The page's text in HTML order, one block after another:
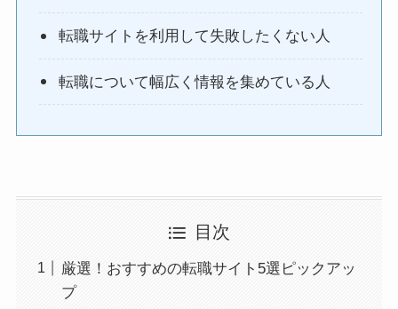
転職サイトを利用して失敗したくない人
転職について幅広く情報を集めている人
目次
厳選！おすすめの転職サイト5選ピックアッ
プ